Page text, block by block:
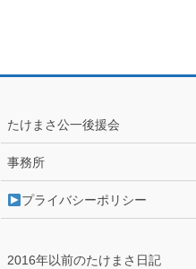
たけまさ公一後援会
事務所
プライバシーポリシー
2016年以前のたけまさ日記